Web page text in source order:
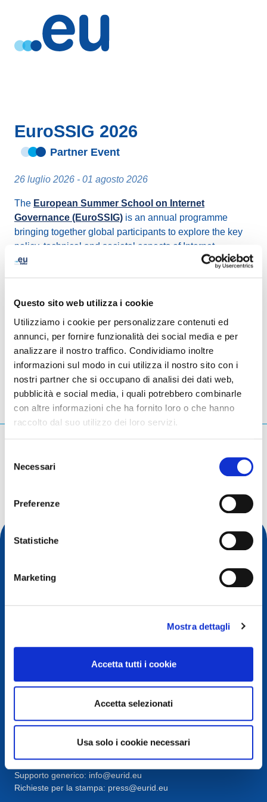
Questo sito web utilizza i cookie
Utilizziamo i cookie per personalizzare contenuti ed
annunci, per fornire funzionalità dei social media e per
analizzare il nostro traffico. Condividiamo inoltre
informazioni sul modo in cui utilizza il nostro sito con i
nostri partner che si occupano di analisi dei dati web,
pubblicità e social media, i quali potrebbero combinarle
con altre informazioni che ha fornito loro o che hanno
raccolto dal suo utilizzo dei loro servizi.
delNecessari
Preferenze
Statistiche
Marketing
Mostra dettagli
Accetta tutti i cookie
Accetta selezionati
Usa solo i cookie necessari
EuroSSIG 2026
Partner Event
26 luglio 2026 - 01 agosto 2026
The European Summer School on Internet
Governance (EuroSSIG) is an annual programme
bringing together global participants to explore the key
policy, technical and societal aspects of Internet
governance. Organised by Medienstadt Leipzig e.V., it
Meissen - Germania
Query di ricerca
European Registry for Internet Domains vzw (EURid)
RPR Brussel – VAT BE 0864.240.405
Telefono: +32 2 401 27 50
Supporto generico: info@eurid.eu
Richieste per la stampa: press@eurid.eu